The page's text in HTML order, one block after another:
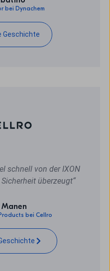
bei Dynachem
Geschichte
schnell von der IXON
überzeugt“
Manen
bei Cellro